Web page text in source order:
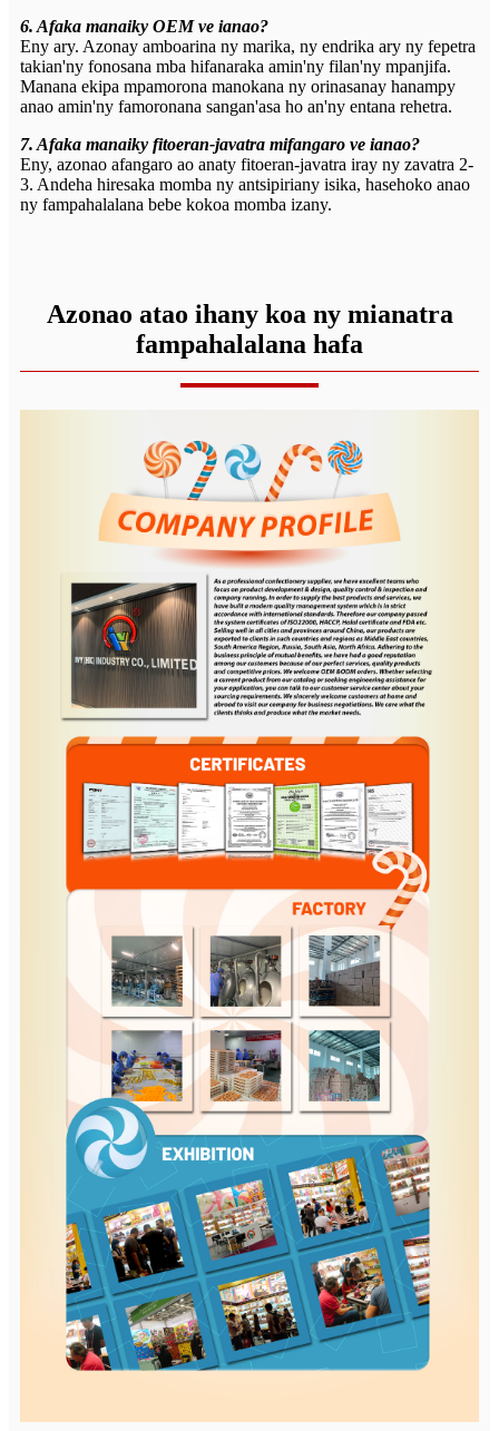
6. Afaka manaiky OEM ve ianao?
Eny ary. Azonay amboarina ny marika, ny endrika ary ny fepetra
takian'ny fonosana mba hifanaraka amin'ny filan'ny mpanjifa.
Manana ekipa mpamorona manokana ny orinasanay hanampy
anao amin'ny famoronana sangan'asa ho an'ny entana rehetra.
7. Afaka manaiky fitoeran-javatra mifangaro ve ianao?
Eny, azonao afangaro ao anaty fitoeran-javatra iray ny zavatra 2-
3. Andeha hiresaka momba ny antsipiriany isika, hasehoko anao
ny fampahalalana bebe kokoa momba izany.
Azonao atao ihany koa ny mianatra
fampahalalana hafa